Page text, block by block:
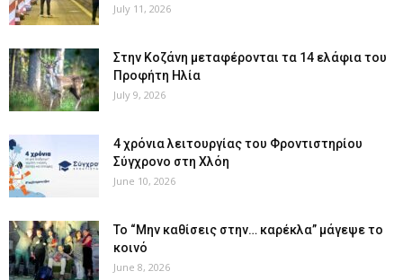
July 11, 2026
Στην Κοζάνη μεταφέρονται τα 14 ελάφια του
Προφήτη Ηλία
July 9, 2026
4 χρόνια λειτουργίας του Φροντιστηρίου
Σύγχρονο στη Χλόη
June 10, 2026
Το “Μην καθίσεις στην… καρέκλα” μάγεψε το
κοινό
June 8, 2026